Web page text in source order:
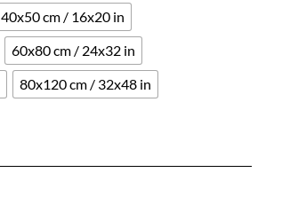
40x50 cm / 16x20 in
60x80 cm / 24x32 in
80x120 cm / 32x48 in